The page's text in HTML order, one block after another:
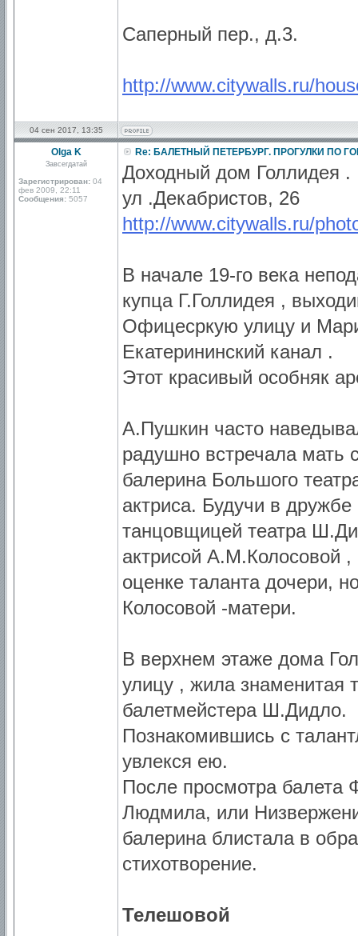
Саперный пер., д.3.
http://www.citywalls.ru/
04 сен 2017, 13:35
Olga K
Завсегдатай
Зарегистрирован: 04
фев 2009, 22:11
Сообщения: 5057
Re: БАЛЕТНЫЙ ПЕТЕРБУРГ. ПРОГУЛКИ ПО
Доходный дом Голлидея .
ул .Декабристов, 26
http://www.citywalls.ru/
В начале 19-го века
купца Г.Голлидея ,
Офицесркую улицу и
Екатерининский канал .
Этот красивый особняк
А.Пушкин часто
радушно встречала мать
балерина Большого
актриса. Будучи в
танцовщицей театра
актрисой А.М.Колосовой
оценке таланта дочери,
Колосовой -матери.
В верхнем этаже дома
улицу , жила знаменитая
балетмейстера Ш.Дидло.
Познакомившись с
увлекся ею.
После просмотра
Людмила, или
балерина блистала в
стихотворение.
Телешовой